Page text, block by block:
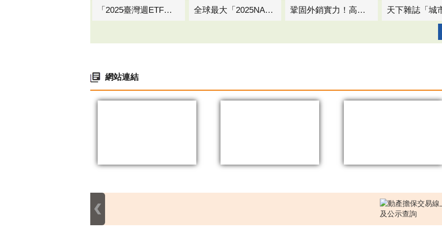
「2025臺灣週ETF投資博覽會」首度移師高雄 10月17日~19日高雄展覽館盛大登場！ 全球最大「2025NASA黑客松」高雄說明會登場 產官學聯手新創挑戰世界舞台 鞏固外銷實力！高市府攜手螺絲公會參展北美最大扣件展 促成商機達700萬美金
網站連結